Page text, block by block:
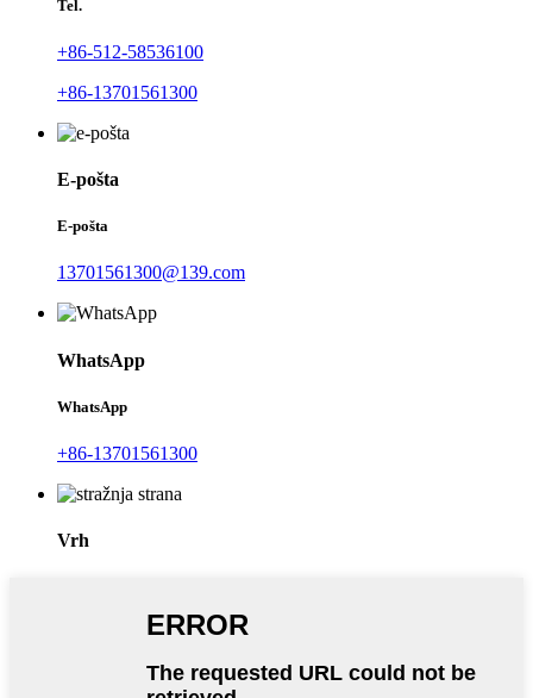
Tel.
+86-512-58536100
+86-13701561300
E-pošta
E-pošta
13701561300@139.com
WhatsApp
WhatsApp
+86-13701561300
Vrh